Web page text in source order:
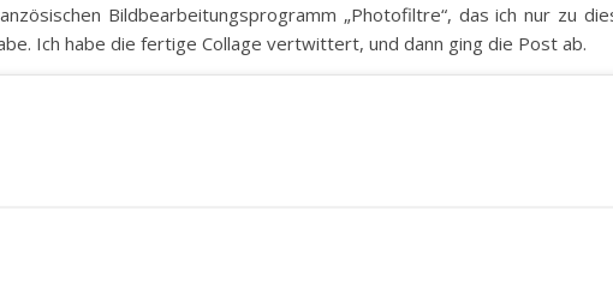
Bildbearbeitungsprogramm „Photofiltre“, das ich nur zu
Ich habe die fertige Collage vertwittert, und dann ging die Post ab.